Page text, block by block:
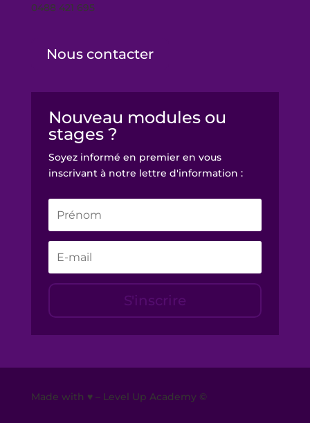
0488 421 695
Nous contacter
Nouveau modules ou
stages ?
Soyez informé en premier en vous
inscrivant à notre lettre d'information :
S'inscrire
Made with ♥ – Level Up Academy ©